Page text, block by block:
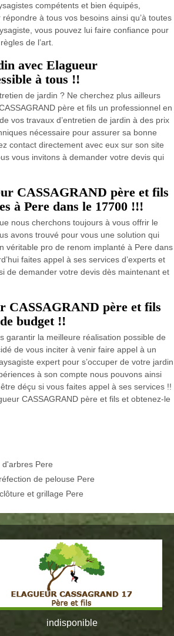
compétents et bien équipés,
à tous vos besoins ainsi qu’à toutes
vous pouvez lui faire confiance pour
de l’art.
avec Elagueur
à tous !!
de jardin ? Ne cherchez plus ailleurs
père et fils un professionnel en
vos travaux d’entretien de jardin à des prix
nécessaire pour assurer sa bonne
contact directement avec eux sur son site
vous invitons à demander votre devis qui
CASSAGRAND père et fils
à Pere dans le 17700 !!!
nous cherchons toujours à vous offrir le
avons trouvé pour vous une solution qui
véritable pro de renom implanté à Pere dans
faites appel à ses services d’experts et
de demander votre devis dès maintenant et
CASSAGRAND père et fils
budget !!
garantir la meilleure réalisation possible de
de vous inciter à venir faire appel à un
expert pour s’occuper de votre jardin
à son compte nous pouvons ainsi
déçu si vous faites appel à ses services !!
CASSAGRAND père et fils et obtenez-le
d'arbres Pere
de pelouse Pere
et grillage Pere
indisponible